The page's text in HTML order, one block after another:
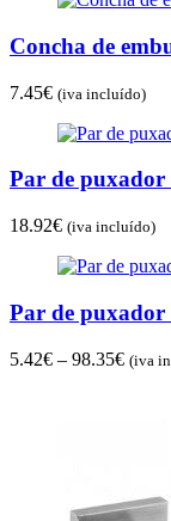
Concha de
7.45€ (iva incluído)
Par de
18.92€ (iva incluído)
Par de puxador
5.42€ – 98.35€Price
(iva